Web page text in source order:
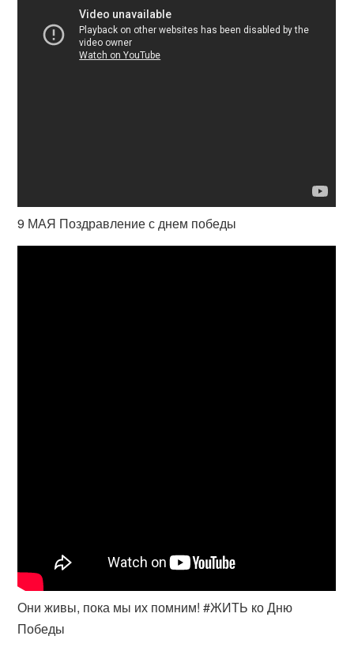
9 МАЯ Поздравление с днем победы
Они живы, пока мы их помним! #ЖИТЬ ко Дню
Победы